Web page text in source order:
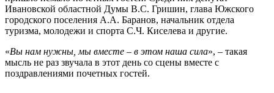
Ивановской областной Думы В.С. Гришин, глава Южского
городского поселения А.А. Баранов, начальник отдела
туризма, молодежи и спорта С.Ч. Киселева и другие.
«Вы нам нужны, мы вместе – в этом наша сила», – такая
мысль не раз звучала в этот день со сцены вместе с
поздравлениями почетных гостей.